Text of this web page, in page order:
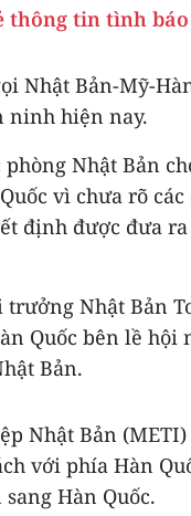
thông tin tình
Nhật Bản-Mỹ-
ninh hiện nay.
Nhật Bản
vì chưa rõ
định được đưa
Nhật Bản
Quốc bên lề hội
Bản.
Nhật Bản
với phía Hàn
Hàn Quốc.